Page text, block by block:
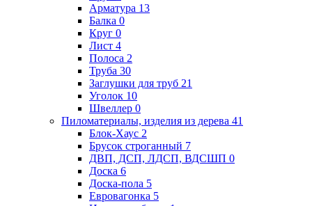
Арматура 13
Балка 0
Круг 0
Лист 4
Полоса 2
Труба 30
Заглушки для труб 21
Уголок 10
Швеллер 0
Пиломатериалы, изделия из дерева 41
Блок-Хаус 2
Брусок строганный 7
ДВП, ДСП, ЛДСП, ВДСШП 0
Доска 6
Доска-пола 5
Евровагонка 5